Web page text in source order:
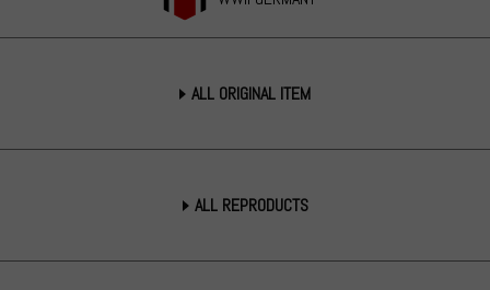
ALL ORIGINAL ITEM
ALL REPRODUCTS